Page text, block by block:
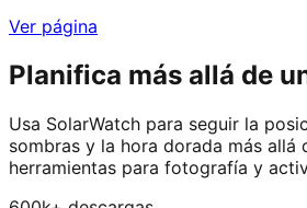
Ver página
Planifica más allá de
Usa SolarWatch para seguir la
sombras y la hora dorada más allá
herramientas para fotografía y